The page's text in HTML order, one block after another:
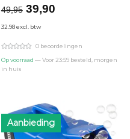
49,95 Oorspronkelijke
was:
€49,95.
39,90Huidige
€39,90.
32.98 excl. btw
0 beoordelingen
Op voorraad — Voor 23:59 besteld, morgen
in huis
Aanbieding